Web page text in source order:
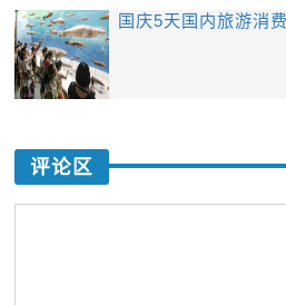
国庆5天国内旅游消
评论区